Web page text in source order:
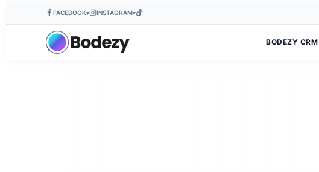
FACEBOOK▾ INSTAGRAM▾
BODEZY CRM